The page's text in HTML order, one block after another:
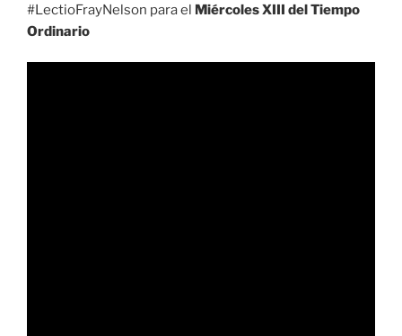
#LectioFrayNelson para el Miércoles XIII del Tiempo
Ordinario